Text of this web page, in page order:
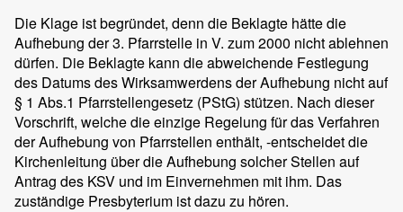
Die Klage ist begründet, denn die Beklagte hätte die
Aufhebung der 3. Pfarrstelle in V. zum 2000 nicht ablehnen
dürfen. Die Beklagte kann die abweichende Festlegung
des Datums des Wirksamwerdens der Aufhebung nicht auf
§ 1 Abs.1 Pfarrstellengesetz (PStG) stützen. Nach dieser
Vorschrift, welche die einzige Regelung für das Verfahren
der Aufhebung von Pfarrstellen enthält, -entscheidet die
Kirchenleitung über die Aufhebung solcher Stellen auf
Antrag des KSV und im Einvernehmen mit ihm. Das
zuständige Presbyterium ist dazu zu hören.